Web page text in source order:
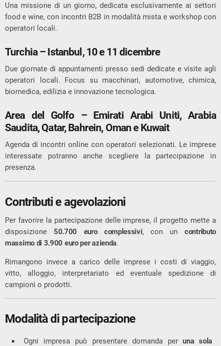
Una missione di un giorno, dedicata esclusivamente ai settori
food e wine, con incontri B2B in modalità mista e workshop con
operatori locali.
Turchia – Istanbul, 10 e 11 dicembre
Due giornate di appuntamenti presso sedi dedicate e visite agli
operatori locali. Focus su macchinari, automotive, chimica,
biomedica, edilizia e innovazione tecnologica.
Area del Golfo – Emirati Arabi Uniti, Arabia
Saudita, Qatar, Bahrein, Oman e Kuwait
Agenda di incontri online con operatori selezionati. Le imprese
interessate potranno anche scegliere la partecipazione in
presenza.
Contributi e agevolazioni
Per favorire la partecipazione delle imprese, il progetto mette a
disposizione 50.700 euro complessivi, con uncontributo
massimo di 3.900 euro per azienda.
Rimangono invece a carico delle imprese i costi di viaggio,
vitto, alloggio, interpretariato ed eventuale spedizione di
campioni o prodotti.
Modalità di partecipazione
Ogni impresa può presentare domanda peruna sola